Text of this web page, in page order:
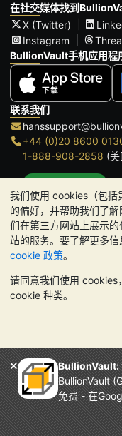
我们使用 cookies（包括
的偏好，并帮助我们了
们在第三方网站上展示
站的服务。要了解更多
cookie 政策。
请同意我们使用 cookies
cookie 种类。
BullionVault:
BullionVault
免费 - 在
在社交媒体找到
X (Twitter)
Instagram
BullionVault手机应用程
联系我们
+44 (0)20 8600
1-888-908-2858 (
办公时间:
9am to 8:30pm (英国
Galmarley Ltd T/A
3 Shortlands (7th
London
W6 8DA
贵金属的价值可
的价格走势。
投资建议。您应该考虑
合您。
Galmarley Ltd，以
注册，注册号为
BullionVault Ltd © 2026